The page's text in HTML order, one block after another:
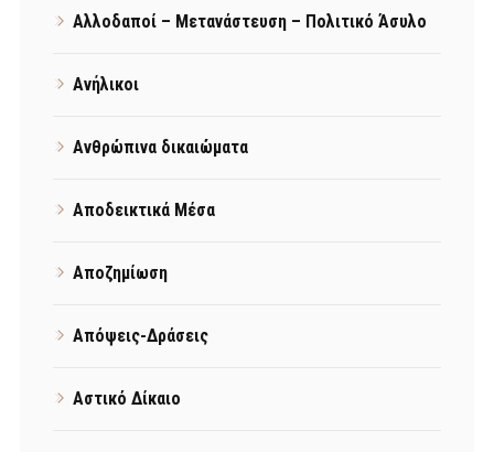
Αλλοδαποί – Μετανάστευση – Πολιτικό Άσυλο
Ανήλικοι
Ανθρώπινα δικαιώματα
Αποδεικτικά Μέσα
Αποζημίωση
Απόψεις-Δράσεις
Αστικό Δίκαιο